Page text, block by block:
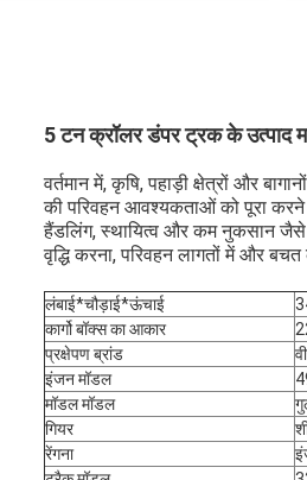
5 टन क्रॉलर डंपर ट्रक के उत्पाद
वर्तमान में, कृषि, पहाड़ी क्षेत्रों और
की परिवहन आवश्यकताओं को पूरा
हैंडलिंग, स्थायित्व और कम नुकसान जैसे
वृद्धि करना, परिवहन लागतों में और
लंबाई*चौड़ाई*ऊंचाई
कार्गो बॉक्स का आकार
प्रक्षेपण ब्रांड
इंजन मॉडल
मॉडल मॉडल
गियर
रेंगना